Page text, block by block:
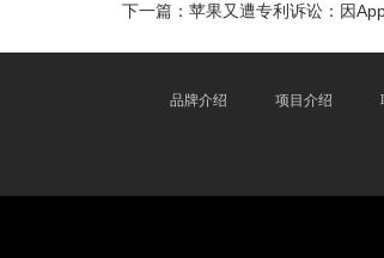
下一篇： 苹果又遭专利诉讼：因
品牌介绍 项目介绍